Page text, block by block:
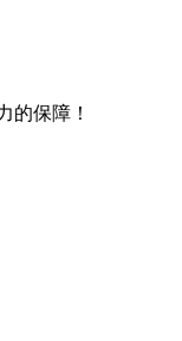
的保障！